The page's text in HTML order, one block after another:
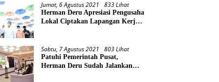
Jumat, 6 Agustus 2021 833 Lihat
Herman Deru Apresiasi Pengusaha
Lokal Ciptakan Lapangan Kerja
Sabtu, 7 Agustus 2021 803 Lihat
Patuhi Pemerintah Pusat,
Herman Deru Sudah Jalankan